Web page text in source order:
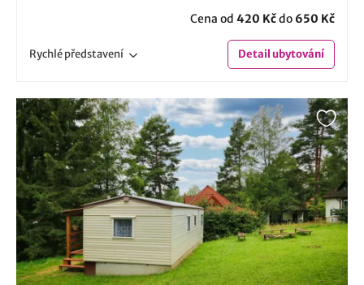
Cena od 420 Kčdo 650 Kč
Rychlépředstavení Detailubytování